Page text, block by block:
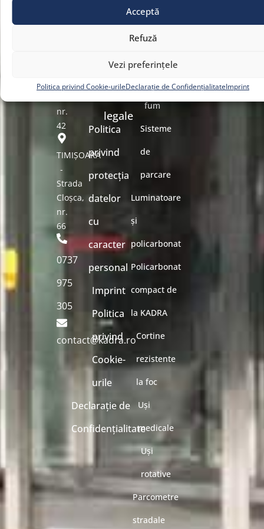
Acceptă
Refuză
Vezi preferințele
Politica privind Cookie-urileDeclarație de ConfidențialitateImprint
Dudești-
nr.
42
TIMIȘOARA
-
Strada
Cloșca,
nr.
66
0737
975
305
contact@kadra.ro
Noutăți
Contact
Documente
legale
Politica
privind
protecția
datelor
cu
caracter
personal
Imprint
Politica
privind
Cookie-
urile
Declarație de
Confidențialitate
rezistente
la foc
Trape
fum
Sisteme
de
parcare
Luminatoare
și
policarbonat
Policarbonat
compact de
la KADRA
Cortine
rezistente
la foc
Uși
medicale
Uși
rotative
Parcometre
stradale